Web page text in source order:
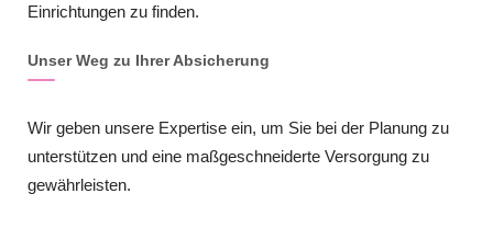
Einrichtungen zu finden.
Unser Weg zu Ihrer Absicherung
Wir geben unsere Expertise ein, um Sie bei der Planung zu
unterstützen und eine maßgeschneiderte Versorgung zu
gewährleisten.